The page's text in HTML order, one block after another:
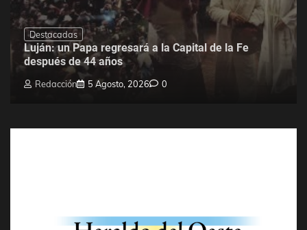
Destacadas
Luján: un Papa regresará a la Capital de la Fe
después de 44 años
Redacción 5 Agosto, 2026 0